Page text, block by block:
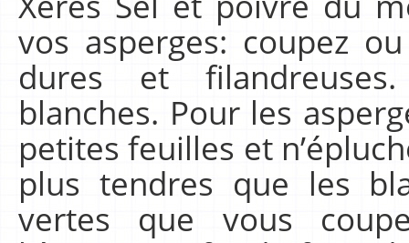
vos asperges: coupez
dures et
blanches. Pour les
petites feuilles et
plus tendres que les
vertes que vous